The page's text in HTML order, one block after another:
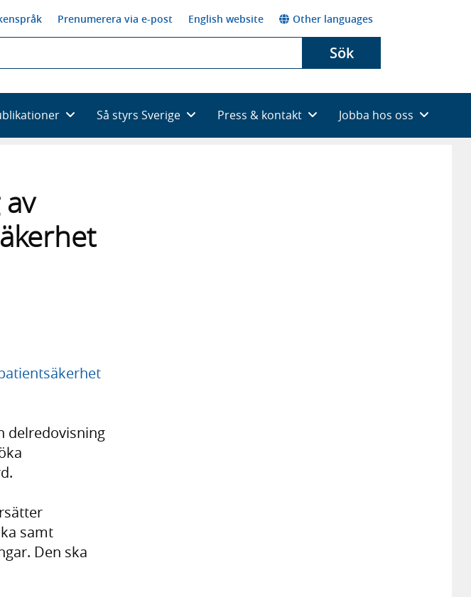
Prenumerera via e-post English website Other languages
Sök
Så styrs Sverige Press & kontakt Jobba hos oss
delredovisning
samt
Den ska